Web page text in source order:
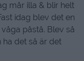
mår illa & blir helt
idag blev det en
påstå. Blev så
det så är det